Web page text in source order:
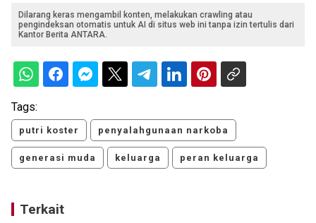
Dilarang keras mengambil konten, melakukan crawling atau
pengindeksan otomatis untuk AI di situs web ini tanpa izin tertulis dari
Kantor Berita ANTARA.
Tags:
putri koster penyalahgunaan narkoba
generasi muda keluarga peran keluarga
Terkait